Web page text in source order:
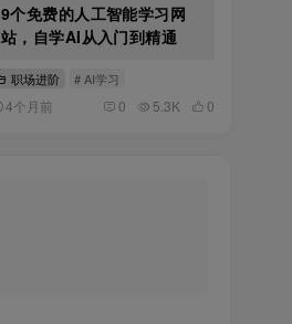
9个免费的人工智能学习网
站，自学AI从入门到精通
职场进阶 # AI学习
4个月前 0 5.3K 0